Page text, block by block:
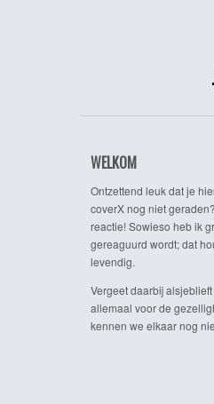
WELKOM
Ontzettend leuk dat je
coverX nog niet
reactie! Sowieso heb ik
gereaguurd wordt; dat
levendig.
Vergeet daarbij
allemaal voor de
kennen we elkaar nog